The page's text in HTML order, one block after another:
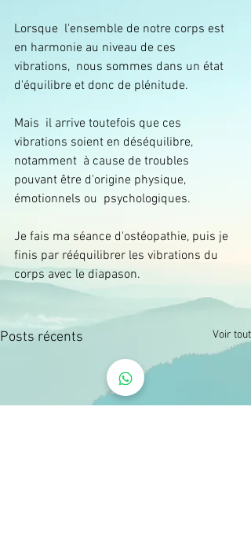
Lorsque  l'ensemble de notre corps est
en harmonie au niveau de ces
vibrations,  nous sommes dans un état
d'équilibre et donc de plénitude.
Mais  il arrive toutefois que ces
vibrations soient en déséquilibre,
notamment  à cause de troubles
pouvant être d'origine physique,
émotionnels ou  psychologiques.
Je fais ma séance d'ostéopathie, puis je
finis par rééquilibrer les vibrations du
corps avec le diapason.
Posts récents Voir tout